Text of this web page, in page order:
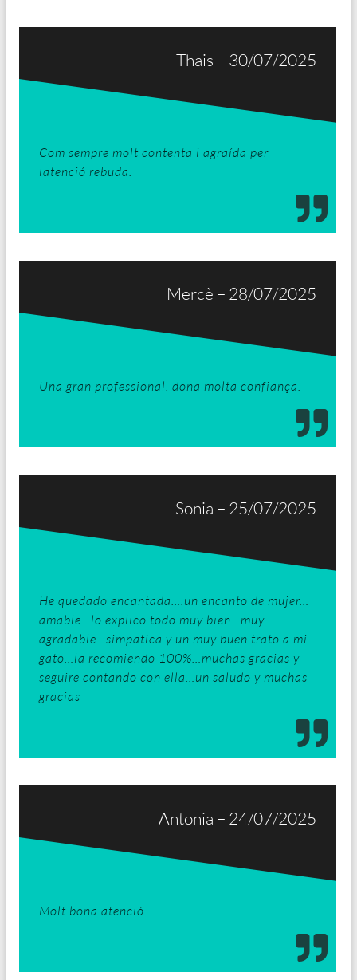
Com sempre molt contenta i agraída per
latenció rebuda.
Thais – 30/07/2025
Una gran professional, dona molta confiança.
Mercè – 28/07/2025
He quedado encantada….un encanto de mujer…
amable…lo explico todo muy bien…muy
agradable…simpatica y un muy buen trato a mi
gato…la recomiendo 100%…muchas gracias y
seguire contando con ella…un saludo y muchas
gracias
Sonia – 25/07/2025
Molt bona atenció.
Antonia – 24/07/2025